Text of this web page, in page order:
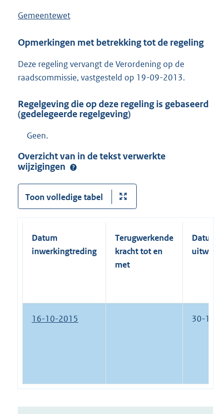
Gemeentewet
Opmerkingen met betrekking tot de regeling
Deze regeling vervangt de Verordening op de
raadscommissie, vastgesteld op 19-09-2013.
Regelgeving die op deze regeling is gebaseerd
(gedelegeerde regelgeving)
Geen.
Overzicht van in de tekst verwerkte
wijzigingen
Toon volledige tabel
Datum
inwerkingtreding
Terugwerkende
kracht tot en
met
Datum
16-10-2015 30-12-